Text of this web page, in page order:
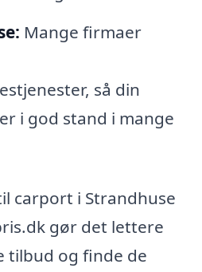
Mange firmaer
så din
i god stand i mange
carport i Strandhuse
gør det lettere
tilbud og finde de